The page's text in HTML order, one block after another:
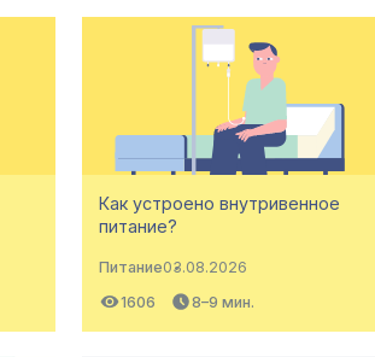
Как устроено внутривенное
питание?
Питание03.08.2026
1606
8–9 мин.